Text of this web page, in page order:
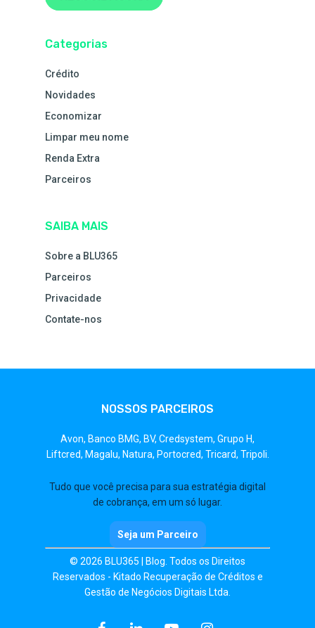
Categorias
Crédito
Novidades
Economizar
Limpar meu nome
Renda Extra
Parceiros
SAIBA MAIS
Sobre a BLU365
Parceiros
Privacidade
Contate-nos
NOSSOS PARCEIROS
Avon, Banco BMG, BV, Credsystem, Grupo H,
Liftcred, Magalu, Natura, Portocred, Tricard, Tripoli.
Tudo que você precisa para sua estratégia digital
de cobrança, em um só lugar.
Seja um Parceiro
© 2026 BLU365 | Blog. Todos os Direitos
Reservados - Kitado Recuperação de Créditos e
Gestão de Negócios Digitais Ltda.